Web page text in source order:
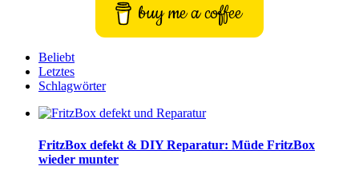
buy me a coffee
Beliebt
Letztes
Schlagwörter
FritzBox defekt & DIY Reparatur: Müde FritzBox
wieder munter